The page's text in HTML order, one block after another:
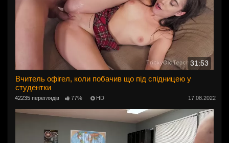
31:53
Вчитель офігел, коли побачив що під спідницею у
студентки
42235 переглядів 77% HD 17.08.2022